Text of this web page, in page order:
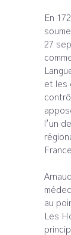
En
27
et les
l’un
au
Les